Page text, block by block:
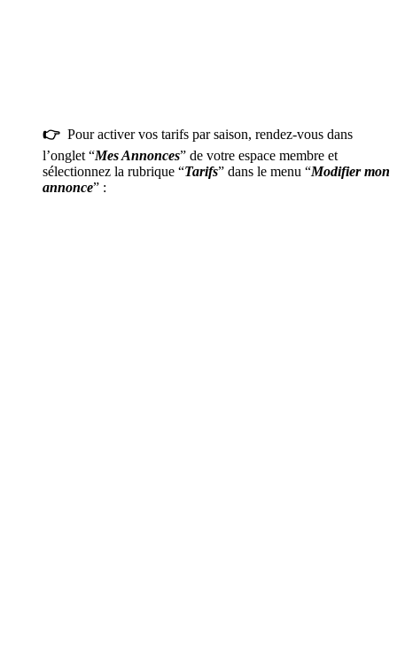
👉 Pour activer vos tarifs par saison, rendez-vous dans
l’onglet “Mes Annonces” de votre espace membre et
sélectionnez la rubrique “Tarifs” dans le menu “Modifier mon
annonce” :